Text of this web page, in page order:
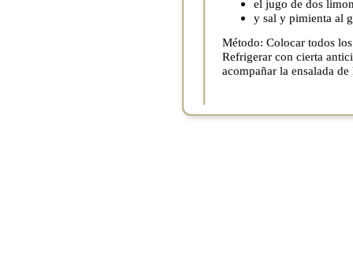
el jugo de dos
y sal y pimienta al
Método: Colocar todos
Refrigerar con cierta
acompañar la ensalada